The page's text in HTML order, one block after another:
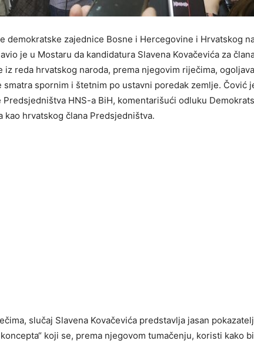
demokratske zajednice Bosne i Hercegovine i Hrvatskog
je u Mostaru da kandidatura Slavena Kovačevića za
iz reda hrvatskog naroda, prema njegovim riječima,
spornim i štetnim po ustavni poredak zemlje. Čović
HNS-a BiH, komentarišući odluku
kao hrvatskog člana Predsjedništva.
slučaj Slavena Kovačevića predstavlja jasan
koji se, prema njegovom tumačenju, koristi kako